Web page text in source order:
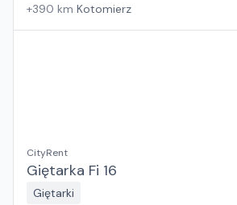
+390 km Kotomierz
CityRent
Giętarka Fi 16
Giętarki